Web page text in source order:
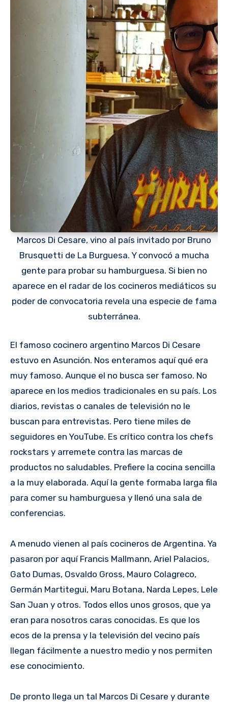
Marcos Di Cesare, vino al país invitado por Bruno
Brusquetti de La Burguesa. Y convocó a mucha
gente para probar su hamburguesa. Si bien no
aparece en el radar de los cocineros mediáticos su
poder de convocatoria revela una especie de fama
subterránea.
El famoso cocinero argentino Marcos Di Cesare
estuvo en Asunción. Nos enteramos aquí qué era
muy famoso. Aunque el no busca ser famoso. No
aparece en los medios tradicionales en su país. Los
diarios, revistas o canales de televisión no le
buscan para entrevistas. Pero tiene miles de
seguidores en YouTube. Es crítico contra los chefs
rockstars y arremete contra las marcas de
productos no saludables. Prefiere la cocina sencilla
a la muy elaborada. Aquí la gente formaba larga fila
para comer su hamburguesa y llenó una sala de
conferencias.
A menudo vienen al país cocineros de Argentina. Ya
pasaron por aquí Francis Mallmann, Ariel Palacios,
Gato Dumas, Osvaldo Gross, Mauro Colagreco,
Germán Martitegui, Maru Botana, Narda Lepes, Lele
San Juan y otros. Todos ellos unos grosos, que ya
eran para nosotros caras conocidas. Es que los
ecos de la prensa y la televisión del vecino país
llegan fácilmente a nuestro medio y nos permiten
ese conocimiento.
De pronto llega un tal Marcos Di Cesare y durante